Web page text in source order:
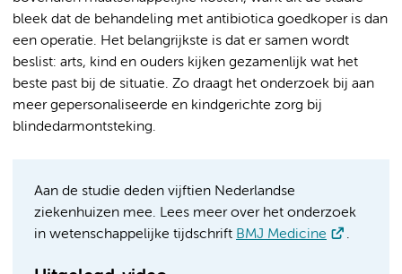
bleek dat de behandeling met antibiotica goedkoper is dan
een operatie. Het belangrijkste is dat er samen wordt
beslist: arts, kind en ouders kijken gezamenlijk wat het
beste past bij de situatie. Zo draagt het onderzoek bij aan
meer gepersonaliseerde en kindgerichte zorg bij
blindedarmontsteking.
Aan de studie deden vijftien Nederlandse
ziekenhuizen mee. Lees meer over het onderzoek
in wetenschappelijke tijdschrift BMJ Medicine .